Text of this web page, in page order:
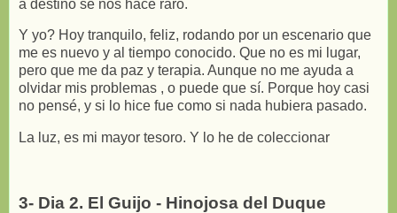
a destino se nos hace raro.
Y yo? Hoy tranquilo, feliz, rodando por un escenario que
me es nuevo y al tiempo conocido. Que no es mi lugar,
pero que me da paz y terapia. Aunque no me ayuda a
olvidar mis problemas , o puede que sí. Porque hoy casi
no pensé, y si lo hice fue como si nada hubiera pasado.
La luz, es mi mayor tesoro. Y lo he de coleccionar
3- Dia 2. El Guijo - Hinojosa del Duque